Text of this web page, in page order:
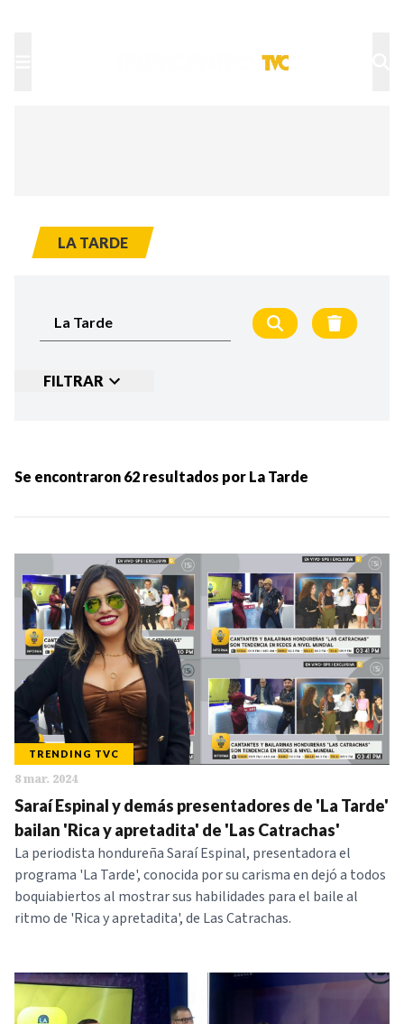
LA TARDE
FILTRAR
MÁS RECIENTES
MENOS RECIENTES
Periodo:
NOTICIAS
SERIES
Se encontraron 62 resultados por La Tarde
TRENDING TVC
8 mar. 2024
Saraí Espinal y demás presentadores de 'La Tarde'
bailan 'Rica y apretadita' de 'Las Catrachas'
La periodista hondureña Saraí Espinal, presentadora el
programa 'La Tarde', conocida por su carisma en dejó a todos
boquiabiertos al mostrar sus habilidades para el baile al
ritmo de 'Rica y apretadita', de Las Catrachas.